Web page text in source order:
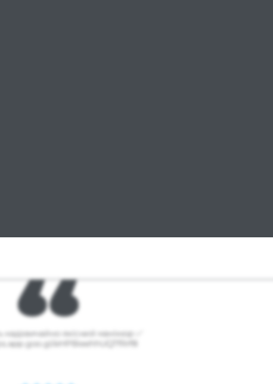
надзвичайно якісний манікюр ✅
eHPBieehhUQTfRrf8